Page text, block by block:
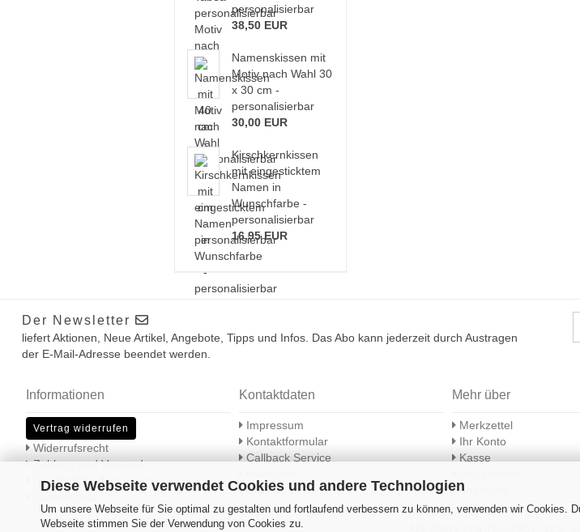
Diese Webseite verwendet Cookies und andere Technologien
Um unsere Webseite für Sie optimal zu gestalten und fortlaufend verbessern zu können, verwenden wir Cookies.
Webseite stimmen Sie der Verwendung von Cookies zu.
personalisierbar
38,50 EUR
Namenskissen mit
Motiv nach Wahl 30
x 30 cm -
personalisierbar
30,00 EUR
Kirschkernkissen
mit eingesticktem
Namen in
Wunschfarbe -
personalisierbar
16,95 EUR
Der Newsletter
liefert Aktionen, Neue Artikel, Angebote, Tipps und Infos. Das Abo kann jederzeit durch Austragen
der E-Mail-Adresse beendet werden.
Informationen
Vertrag widerrufen
Widerrufsrecht
Zahlung und Versand
Geschäftsbedingungen
Kontaktdaten
Impressum
Kontaktformular
Callback Service
Über uns
Mehr über
Merkzettel
Ihr Konto
Kasse
Angebote